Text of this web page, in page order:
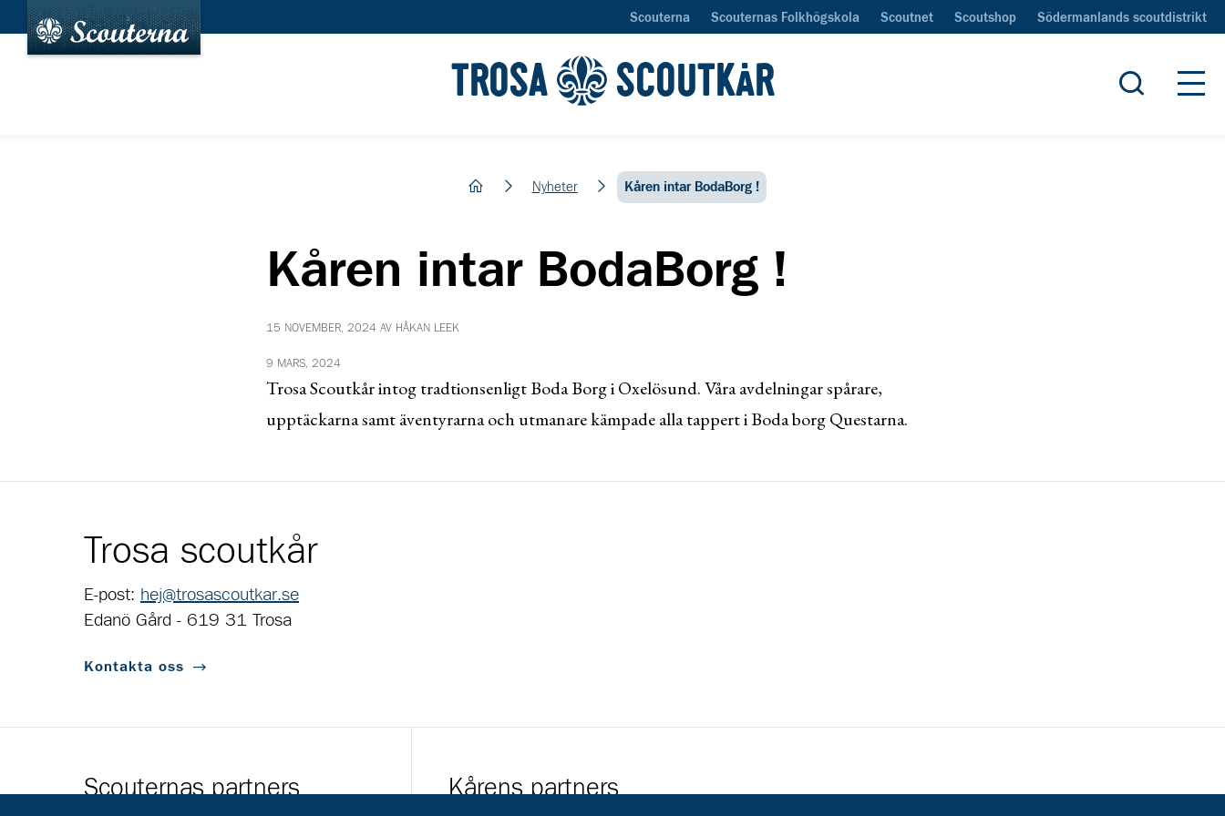
Scouterna Scouternas Folkhögskola Scoutnet Scoutshop Södermanlands scoutdistrikt
TROSA SCOUTKÅR Öppna
hem Nyheter Kåren intar BodaBorg !
Kåren intar BodaBorg !
15 NOVEMBER, 2024 AV HÅKAN LEEK
9 MARS, 2024
Trosa Scoutkår intog tradtionsenligt Boda Borg i Oxelösund. Våra avdelningar spårare,
upptäckarna samt äventyrarna och utmanare kämpade alla tappert i Boda borg Questarna.
Trosa scoutkår
E-post: hej@trosascoutkar.se
Edanö Gård - 619 31 Trosa
Kontakta oss
Scouternas partners Kårens partners